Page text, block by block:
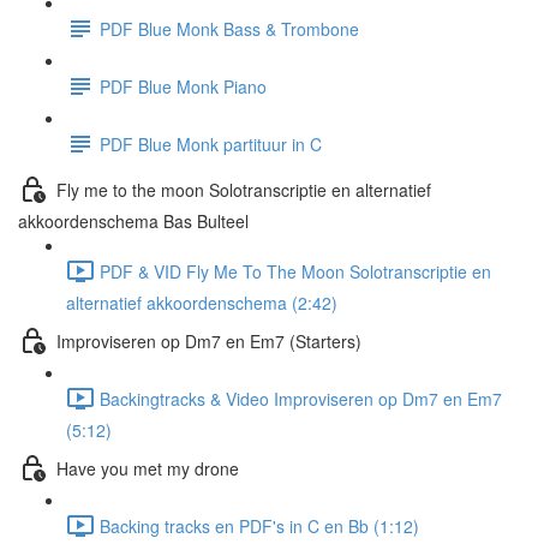
PDF Blue Monk Bass & Trombone
PDF Blue Monk Piano
PDF Blue Monk partituur in C
Fly me to the moon Solotranscriptie en alternatief
akkoordenschema Bas Bulteel
PDF & VID Fly Me To The Moon Solotranscriptie en
alternatief akkoordenschema (2:42)
Improviseren op Dm7 en Em7 (Starters)
Backingtracks & Video Improviseren op Dm7 en Em7
(5:12)
Have you met my drone
Backing tracks en PDF's in C en Bb (1:12)